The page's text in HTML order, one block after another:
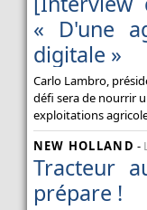
« D'une
digitale »
Carlo Lambro,
défi sera de nourrir
exploitations
NEW HOLLAND -
Tracteur
prépare !